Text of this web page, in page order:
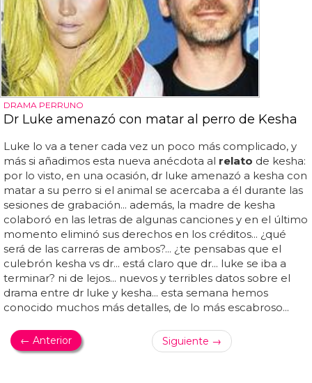
DRAMA PERRUNO
Dr Luke amenazó con matar al perro de Kesha
Luke lo va a tener cada vez un poco más complicado, y
más si añadimos esta nueva anécdota al relato de kesha:
por lo visto, en una ocasión, dr luke amenazó a kesha con
matar a su perro si el animal se acercaba a él durante las
sesiones de grabación... además, la madre de kesha
colaboró en las letras de algunas canciones y en el último
momento eliminó sus derechos en los créditos... ¿qué
será de las carreras de ambos?... ¿te pensabas que el
culebrón kesha vs dr... está claro que dr... luke se iba a
terminar? ni de lejos... nuevos y terribles datos sobre el
drama entre dr luke y kesha... esta semana hemos
conocido muchos más detalles, de lo más escabroso...
← Anterior Siguiente →